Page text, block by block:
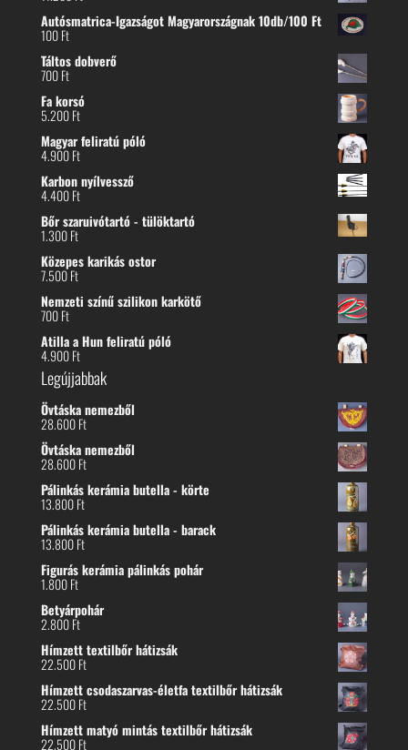
Autósmatrica-Igazságot Magyarországnak 10db/100 Ft
100Ft
Táltos dobverő
700Ft
Fa korsó
5.200Ft
Magyar feliratú póló
4.900Ft
Karbon nyílvessző
4.400Ft
Bőr szaruivótartó - tülöktartó
1.300Ft
Közepes karikás ostor
7.500Ft
Nemzeti színű szilikon karkötő
700Ft
Atilla a Hun feliratú póló
4.900Ft
Legújjabbak
Övtáska nemezből
28.600Ft
Övtáska nemezből
28.600Ft
Pálinkás kerámia butella - körte
13.800Ft
Pálinkás kerámia butella - barack
13.800Ft
Figurás kerámia pálinkás pohár
1.800Ft
Betyárpohár
2.800Ft
Hímzett textilbőr hátizsák
22.500Ft
Hímzett csodaszarvas-életfa textilbőr hátizsák
22.500Ft
Hímzett matyó mintás textilbőr hátizsák
22.500Ft